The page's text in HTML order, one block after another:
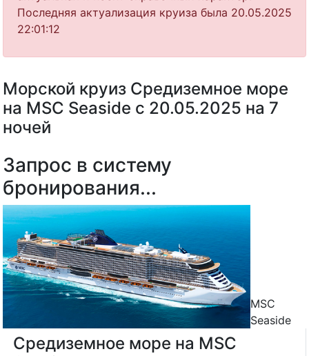
Последняя актуализация круиза была 20.05.2025
22:01:12
Морской круиз Средиземное море
на MSC Seaside с 20.05.2025 на 7
ночей
MSC
Seaside
Средиземное море на MSC
Запрос в систему
бронирования...